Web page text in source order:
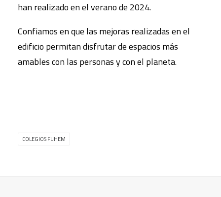
han realizado en el verano de 2024.
Confiamos en que las mejoras realizadas en el
edificio permitan disfrutar de espacios más
amables con las personas y con el planeta.
COLEGIOS FUHEM